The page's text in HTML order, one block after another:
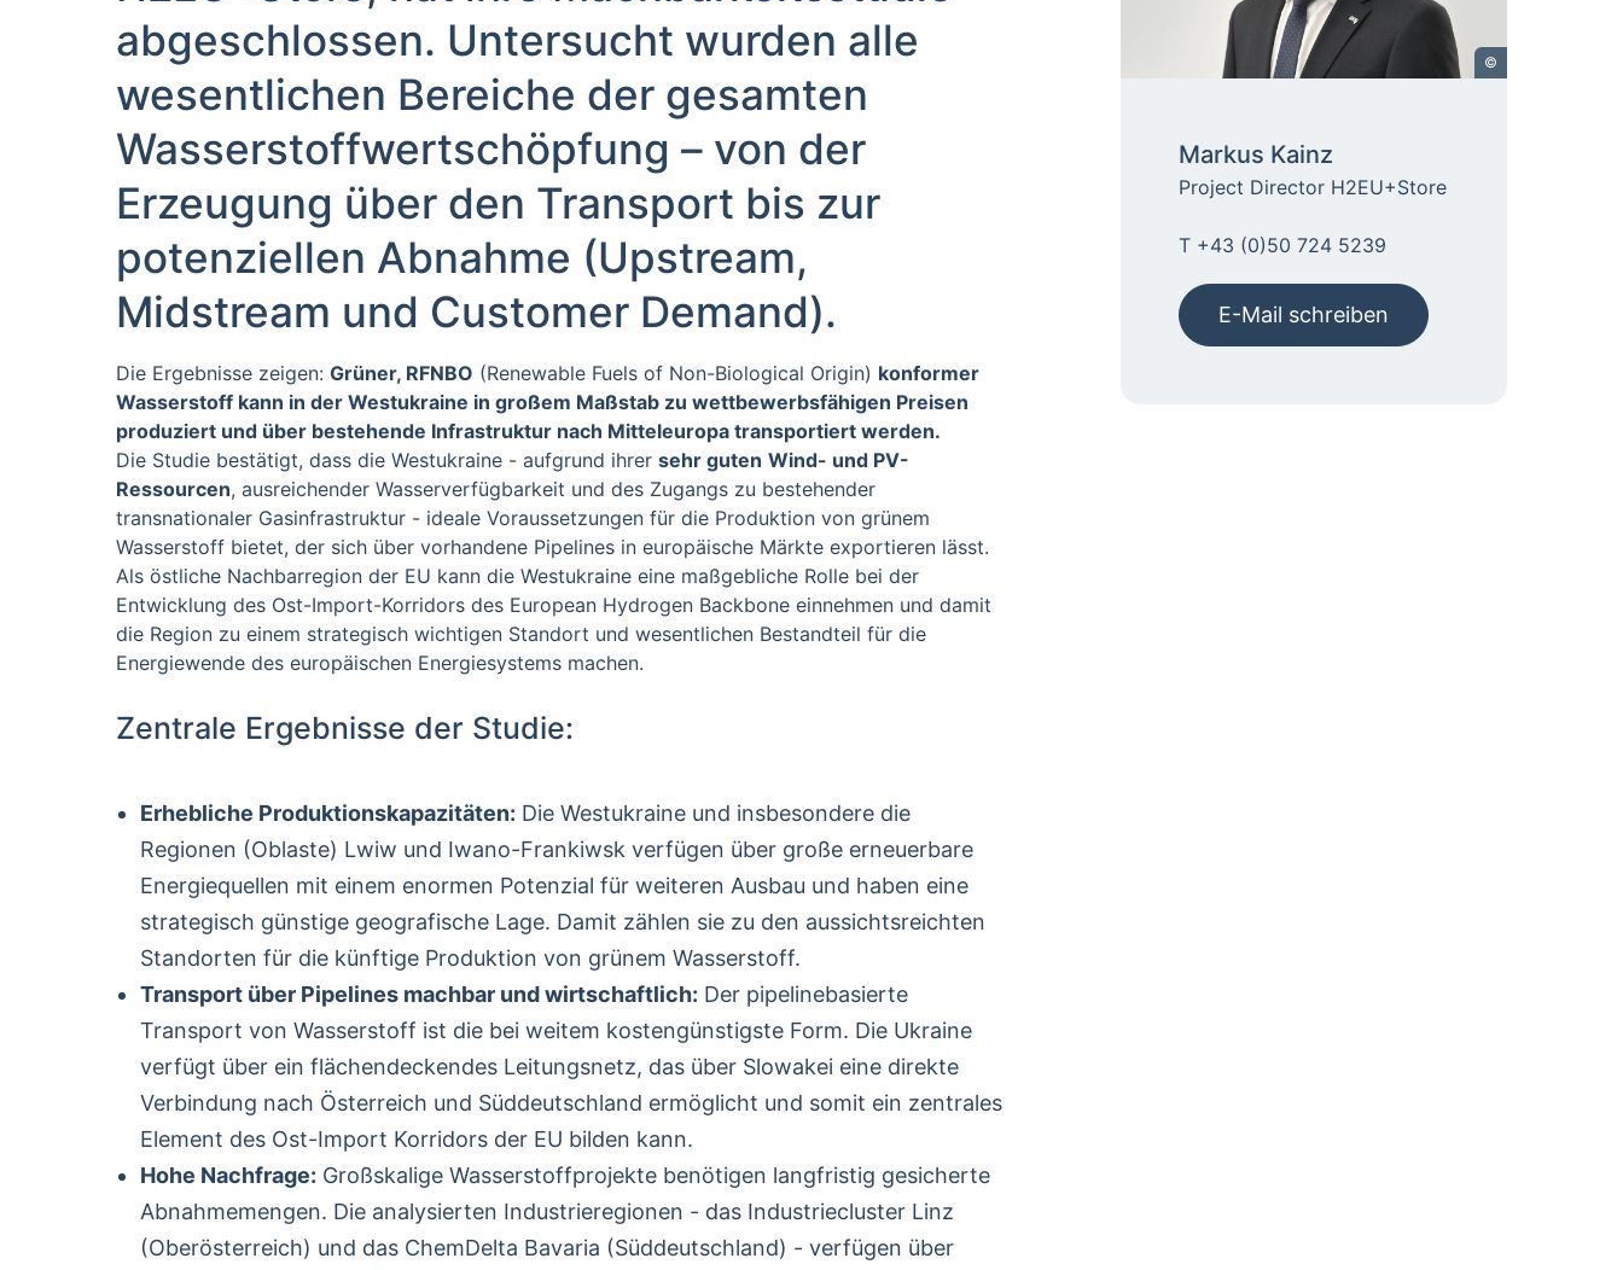
abgeschlossen. Untersucht wurden alle
wesentlichen Bereiche der gesamten
Wasserstoffwertschöpfung – von der
Erzeugung über den Transport bis zur
potenziellen Abnahme (Upstream,
Midstream und Customer Demand).
Die Ergebnisse zeigen: Grüner, RFNBO (Renewable Fuels of Non-Biological Origin) konformer
Wasserstoff kann in der Westukraine in großem Maßstab zu wettbewerbsfähigen Preisen
produziert und über bestehende Infrastruktur nach Mitteleuropa transportiert werden.
Die Studie bestätigt, dass die Westukraine - aufgrund ihrer sehr guten Wind- und PV-
Ressourcen, ausreichender Wasserverfügbarkeit und des Zugangs zu bestehender
transnationaler Gasinfrastruktur - ideale Voraussetzungen für die Produktion von grünem
Wasserstoff bietet, der sich über vorhandene Pipelines in europäische Märkte exportieren lässt.
Als östliche Nachbarregion der EU kann die Westukraine eine maßgebliche Rolle bei der
Entwicklung des Ost-Import-Korridors des European Hydrogen Backbone einnehmen und damit
die Region zu einem strategisch wichtigen Standort und wesentlichen Bestandteil für die
Energiewende des europäischen Energiesystems machen.
Zentrale Ergebnisse der Studie:
Erhebliche Produktionskapazitäten: Die Westukraine und insbesondere die
Regionen (Oblaste) Lwiw und Iwano-Frankiwsk verfügen über große erneuerbare
Energiequellen mit einem enormen Potenzial für weiteren Ausbau und haben eine
strategisch günstige geografische Lage. Damit zählen sie zu den aussichtsreichten
Standorten für die künftige Produktion von grünem Wasserstoff.
Transport über Pipelines machbar und wirtschaftlich: Der pipelinebasierte
Transport von Wasserstoff ist die bei weitem kostengünstigste Form. Die Ukraine
verfügt über ein flächendeckendes Leitungsnetz, das über Slowakei eine direkte
Verbindung nach Österreich und Süddeutschland ermöglicht und somit ein zentrales
Element des Ost-Import Korridors der EU bilden kann.
Hohe Nachfrage: Großskalige Wasserstoffprojekte benötigen langfristig gesicherte
Abnahmemengen. Die analysierten Industrieregionen - das Industriecluster Linz
(Oberösterreich) und das ChemDelta Bavaria (Süddeutschland) - verfügen über
©
Markus Kainz
Project Director H2EU+Store
T +43 (0)50 724 5239
E-Mail schreiben